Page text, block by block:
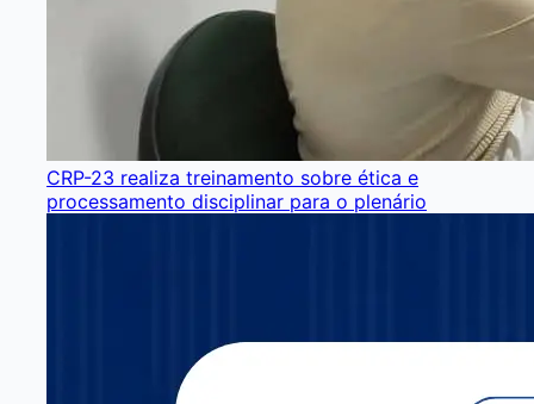
CRP-23 realiza treinamento sobre ética e
processamento disciplinar para o plenário